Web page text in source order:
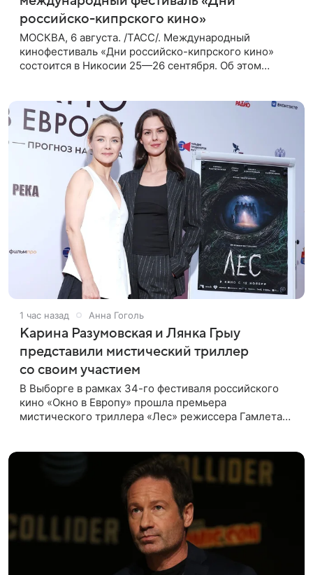
российско-кипрского кино»
МОСКВА, 6 августа. /ТАСС/. Международный
кинофестиваль «Дни российско-кипрского кино»
состоится в Никосии 25—26 сентября. Об этом
1 час назад Анна Гоголь
Карина Разумовская и Лянка Грыу
представили мистический триллер
со своим участием
В Выборге в рамках 34-го фестиваля российского
кино «Окно в Европу» прошла премьера
мистического триллера «Лес» режиссера Гамлета